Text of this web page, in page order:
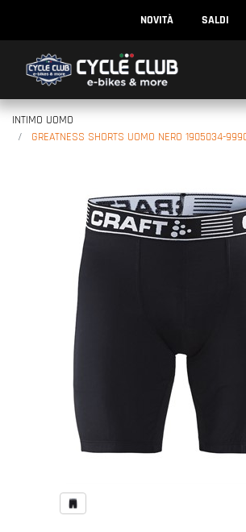
NOVITÀ SALDI
INTIMO UOMO
GREATNESS SHORTS UOMO NERO 1905034-